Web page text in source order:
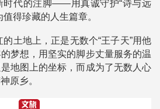
时代的注脚——用真诚守护“诗与远
得珍藏的人生篇章。
土地上，正是无数个“王子天”用他
梦想，用坚实的脚步丈量服务的温
地图上的坐标，而成为了无数人心
原乡。